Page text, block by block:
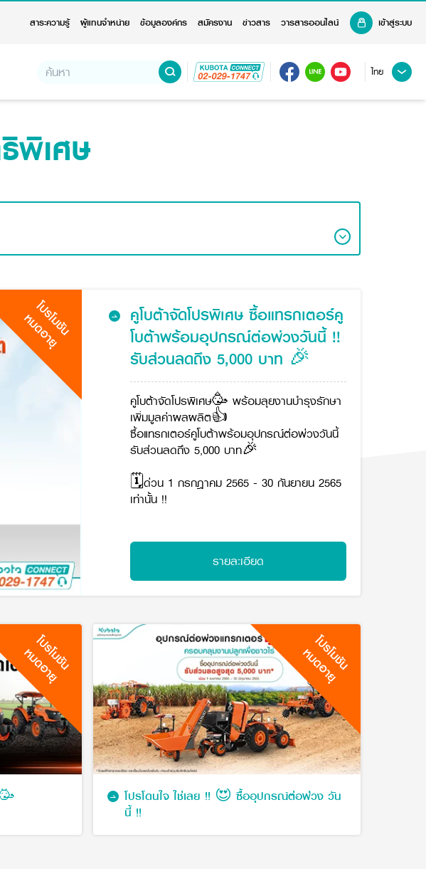
สาระความรู้ ผู้แทนจำหน่าย ข้อมูลองค์กร สมัครงาน ข่าวสาร วารสารออนไลน์ เข้าสู่ระบบ
ไทย
พิเศษ
โปรโมชัน
หมดอายุ
คูโบต้าจัดโปรพิเศษ ซื้อแทรกเตอร์คู
โบต้าพร้อมอุปกรณ์ต่อพ่วงวันนี้ !!
รับส่วนลดถึง 5,000 บาท 🎉
คูโบต้าจัดโปรพิเศษ🥳 พร้อมลุยงานบำรุงรักษา
เพิ่มมูลค่าผลผลิต👍
ซื้อแทรกเตอร์คูโบต้าพร้อมอุปกรณ์ต่อพ่วงวันนี้
รับส่วนลดถึง 5,000 บาท🎉
🗓ด่วน 1 กรกฎาคม 2565 - 30 กันยายน 2565
เท่านั้น !!
รายละเอียด
โปรโมชัน
หมดอายุ โปรโมชัน
หมดอายุ
โปรโดนใจ ใช่เลย !! 😍 ซื้ออุปกรณ์ต่อพ่วง วัน
นี้ !!